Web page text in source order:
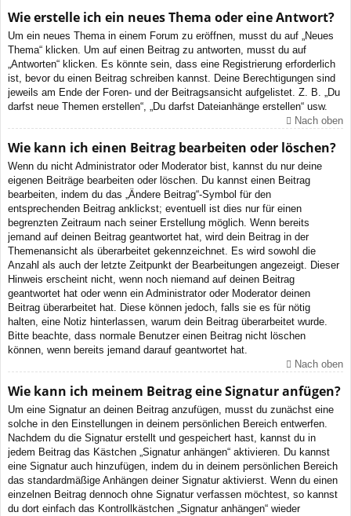
Wie erstelle ich ein neues Thema oder eine Antwort?
Um ein neues Thema in einem Forum zu eröffnen, musst du auf „Neues
Thema“ klicken. Um auf einen Beitrag zu antworten, musst du auf
„Antworten“ klicken. Es könnte sein, dass eine Registrierung erforderlich
ist, bevor du einen Beitrag schreiben kannst. Deine Berechtigungen sind
jeweils am Ende der Foren- und der Beitragsansicht aufgelistet. Z. B. „Du
darfst neue Themen erstellen“, „Du darfst Dateianhänge erstellen“ usw.
Nach oben
Wie kann ich einen Beitrag bearbeiten oder löschen?
Wenn du nicht Administrator oder Moderator bist, kannst du nur deine
eigenen Beiträge bearbeiten oder löschen. Du kannst einen Beitrag
bearbeiten, indem du das „Ändere Beitrag“-Symbol für den
entsprechenden Beitrag anklickst; eventuell ist dies nur für einen
begrenzten Zeitraum nach seiner Erstellung möglich. Wenn bereits
jemand auf deinen Beitrag geantwortet hat, wird dein Beitrag in der
Themenansicht als überarbeitet gekennzeichnet. Es wird sowohl die
Anzahl als auch der letzte Zeitpunkt der Bearbeitungen angezeigt. Dieser
Hinweis erscheint nicht, wenn noch niemand auf deinen Beitrag
geantwortet hat oder wenn ein Administrator oder Moderator deinen
Beitrag überarbeitet hat. Diese können jedoch, falls sie es für nötig
halten, eine Notiz hinterlassen, warum dein Beitrag überarbeitet wurde.
Bitte beachte, dass normale Benutzer einen Beitrag nicht löschen
können, wenn bereits jemand darauf geantwortet hat.
Nach oben
Wie kann ich meinem Beitrag eine Signatur anfügen?
Um eine Signatur an deinen Beitrag anzufügen, musst du zunächst eine
solche in den Einstellungen in deinem persönlichen Bereich entwerfen.
Nachdem du die Signatur erstellt und gespeichert hast, kannst du in
jedem Beitrag das Kästchen „Signatur anhängen“ aktivieren. Du kannst
eine Signatur auch hinzufügen, indem du in deinem persönlichen Bereich
das standardmäßige Anhängen deiner Signatur aktivierst. Wenn du einen
einzelnen Beitrag dennoch ohne Signatur verfassen möchtest, so kannst
du dort einfach das Kontrollkästchen „Signatur anhängen“ wieder